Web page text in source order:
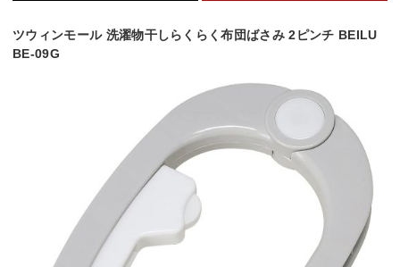
ツウィンモール 洗濯物干しらくらく布団ばさみ 2ピンチ BEILU
BE-09G